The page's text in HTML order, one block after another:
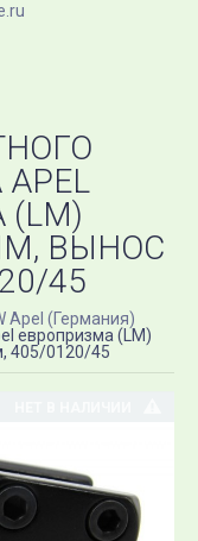
ВЫНОС
45
Apel (Германия)
европризма (LM)
405/0120/45